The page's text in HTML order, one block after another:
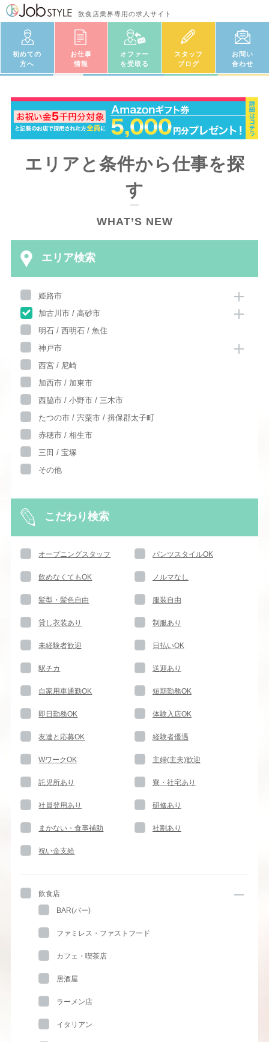
飲食店業界専用の求人サイト
初めての
方へ
お仕事
情報
オファー
を受取る
スタッフ
ブログ
お問い
合わせ
エリアと条件から仕事を探
す
WHAT’S NEW
エリア検索
姫路市
加古川市 / 高砂市
明石 / 西明石 / 魚住
神戸市
西宮 / 尼崎
加西市 / 加東市
西脇市 / 小野市 / 三木市
たつの市 / 宍粟市 / 揖保郡太子町
赤穂市 / 相生市
三田 / 宝塚
その他
こだわり検索
オープニングスタッフ パンツスタイルOK
飲めなくてもOK ノルマなし
髪型・髪色自由 服装自由
貸し衣装あり 制服あり
未経験者歓迎 日払いOK
駅チカ 送迎あり
自家用車通勤OK 短期勤務OK
即日勤務OK 体験入店OK
友達と応募OK 経験者優遇
WワークOK 主婦(主夫)歓迎
託児所あり 寮・社宅あり
社員登用あり 研修あり
まかない・食事補助 社割あり
祝い金支給
飲食店
BAR(バー)
ファミレス・ファストフード
カフェ・喫茶店
居酒屋
ラーメン店
イタリアン